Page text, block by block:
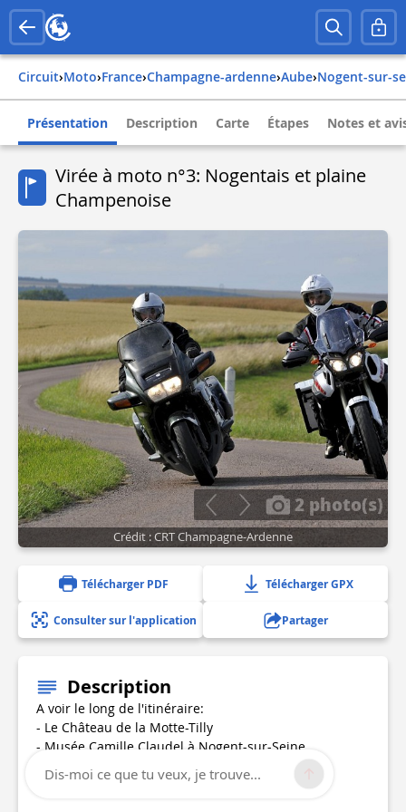
Circuit› Moto› france› champagne-ardenne› aube› nogent-sur-
Présentation Description Carte Étapes Notes et
Virée à moto n°3: Nogentais et plaine
Champenoise
2 photo(s)
Crédit : CRT Champagne-Ardenne
Télécharger PDF Télécharger GPX
Consulter sur l'application Partager
Description
A voir le long de l'itinéraire:
- Le Château de la Motte-Tilly
- Musée Camille Claudel à Nogent-sur-Seine
- Vitraux de l'église de Villenauxe-la-Grande
- Dolmens
Dis-moi ce que tu veux, je trouve...